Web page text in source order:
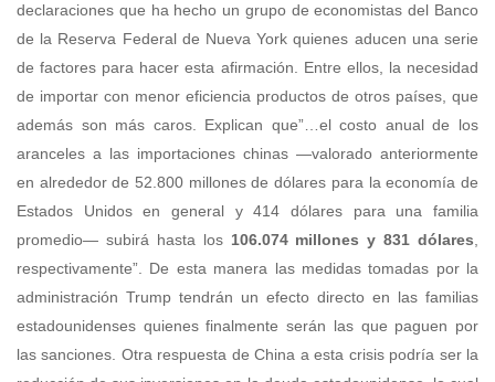
declaraciones que ha hecho un grupo de economistas del Banco
de la Reserva Federal de Nueva York quienes aducen una serie
de factores para hacer esta afirmación. Entre ellos, la necesidad
de importar con menor eficiencia productos de otros países, que
además son más caros. Explican que”…el costo anual de los
aranceles a las importaciones chinas —valorado anteriormente
en alrededor de 52.800 millones de dólares para la economía de
Estados Unidos en general y 414 dólares para una familia
promedio— subirá hasta los 106.074 millones y 831 dólares
respectivamente”. De esta manera las medidas tomadas por la
administración Trump tendrán un efecto directo en las familias
estadounidenses quienes finalmente serán las que paguen por
las sanciones. Otra respuesta de China a esta crisis podría ser la